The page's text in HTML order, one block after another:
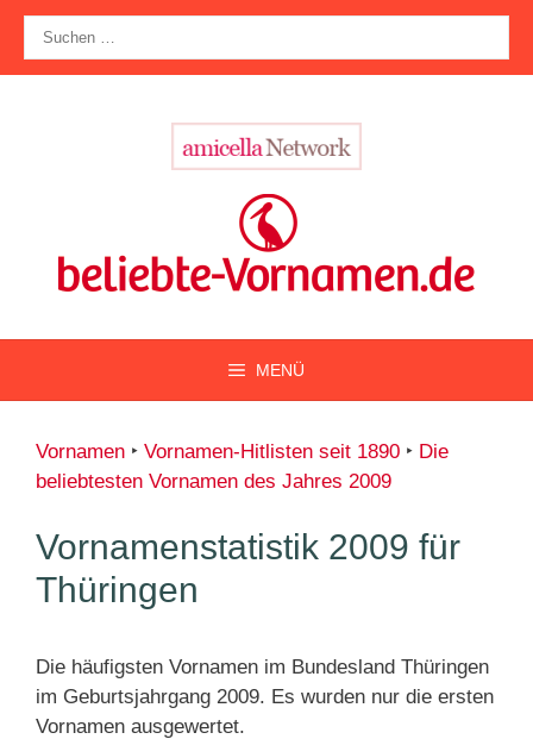
Zum
Inhalt
springen
nach:
MENÜ
Vornamen ‣ Vornamen-Hitlisten seit 1890 ‣ Die
beliebtesten Vornamen des Jahres 2009
Vornamenstatistik 2009 für
Thüringen
Die häufigsten Vornamen im Bundesland Thüringen
im Geburtsjahrgang 2009. Es wurden nur die ersten
Vornamen ausgewertet.